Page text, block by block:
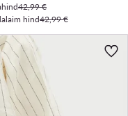
42,99 €
hind42,99 €